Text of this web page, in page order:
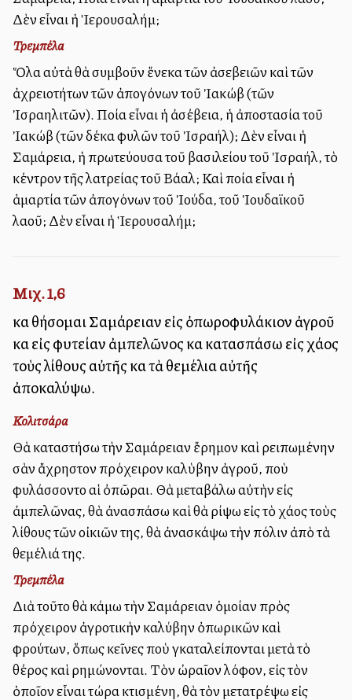
Δὲν εἶναι ἡ Ἱερουσαλήμ;
Τρεμπέλα
Ὅλα αὐτὰ θὰ συμβοῦν ἕνεκα τῶν ἀσεβειῶν καὶ τῶν
ἀχρειοτήτων τῶν ἀπογόνων τοῦ Ἰακώβ (τῶν
Ἰσραηλιτῶν). Ποία εἶναι ἡ ἀσέβεια, ἡ ἀποστασία τοῦ
Ἰακώβ (τῶν δέκα φυλῶν τοῦ Ἰσραήλ); Δὲν εἶναι ἡ
Σαμάρεια, ἡ πρωτεύουσα τοῦ βασιλείου τοῦ Ἰσραήλ, τὸ
κέντρον τῆς λατρείας τοῦ Βάαλ; Καὶ ποία εἶναι ἡ
ἁμαρτία τῶν ἀπογόνων τοῦ Ἰούδα, τοῦ Ἰουδαϊκοῦ
λαοῦ; Δὲν εἶναι ἡ Ἱερουσαλήμ;
Μιχ. 1,6
καὶ θήσομαι Σαμάρειαν εἰς ὀπωροφυλάκιον ἀγροῦ
καὶ εἰς φυτείαν ἀμπελῶνος καὶ κατασπάσω εἰς χάος
τοὺς λίθους αὐτῆς καὶ τὰ θεμέλια αὐτῆς
ἀποκαλύψω.
Κολιτσάρα
Θὰ καταστήσω τὴν Σαμάρειαν ἔρημον καὶ ἐρειπωμένην
σὰν ἄχρηστον πρόχειρον καλὺβην ἀγροῦ, ποὺ
ἐφυλάσσοντο αἱ ὀπῶραι. Θὰ μεταβάλω αὐτὴν εἰς
ἀμπελῶνας, θὰ ἀνασπάσω καὶ θὰ ρίψω εἰς τὸ χάος τοὺς
λίθους τῶν οἰκιῶν της, θὰ ἀνασκάψω τὴν πόλιν ἀπὸ τὰ
θεμέλιά της.
Τρεμπέλα
Διὰ τοῦτο θὰ κάμω τὴν Σαμάρειαν ὁμοίαν πρὸς
πρόχειρον ἀγροτικὴν καλύβην ὀπωρικῶν καὶ
φρούτων, ὅπως ἐκεῖνες ποὺ ἐγκαταλείπονται μετὰ τὸ
θέρος καὶ ἐρημώνονται. Τὸν ὠραῖον λόφον, εἰς τὸν
ὁποῖον εἶναι τώρα κτισμένη, θὰ τὸν μετατρέψω εἰς